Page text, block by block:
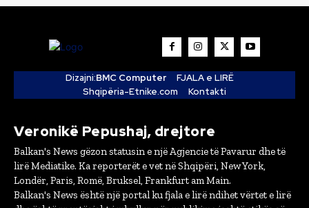
Dizajni:BMC Computer
FJALA e LIRË
Shqipëria-Etnike.com
Kontakti
Veronikë Pepushaj, drejtore
Balkan's News gëzon statusin e një Agjencie të Pavarur dhe të
lirë Mediatike. Ka reporterët e vet në Shqipëri, New York,
Londër, Paris, Romë, Bruksel, Frankfurt am Main.
Balkan's News është një portal ku fjala e lirë ndihet vërtet e lirë